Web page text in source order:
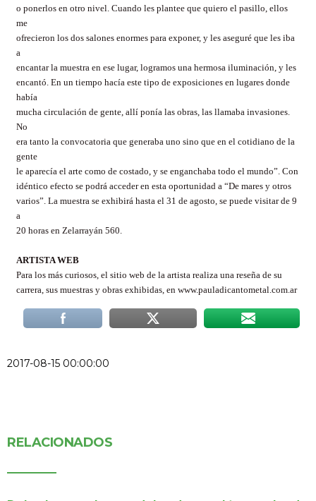
o ponerlos en otro nivel. Cuando les plantee que quiero el pasillo, ellos
me
ofrecieron los dos salones enormes para exponer, y les aseguré que les iba
a
encantar la muestra en ese lugar, logramos una hermosa iluminación, y les
encantó. En un tiempo hacía este tipo de exposiciones en lugares donde
había
mucha circulación de gente, allí ponía las obras, las llamaba invasiones.
No
era tanto la convocatoria que generaba uno sino que en el cotidiano de la
gente
le aparecía el arte como de costado, y se enganchaba todo el mundo”. Con
idéntico efecto se podrá acceder en esta oportunidad a “De mares y otros
varios”. La muestra se exhibirá hasta el 31 de agosto, se puede visitar de 9
a
20 horas en Zelarrayán 560.
ARTISTA WEB
Para los más curiosos, el sitio web de la artista realiza una reseña de su
carrera, sus muestras y obras exhibidas, en www.pauladicantometal.com.ar
2017-08-15 00:00:00
RELACIONADOS